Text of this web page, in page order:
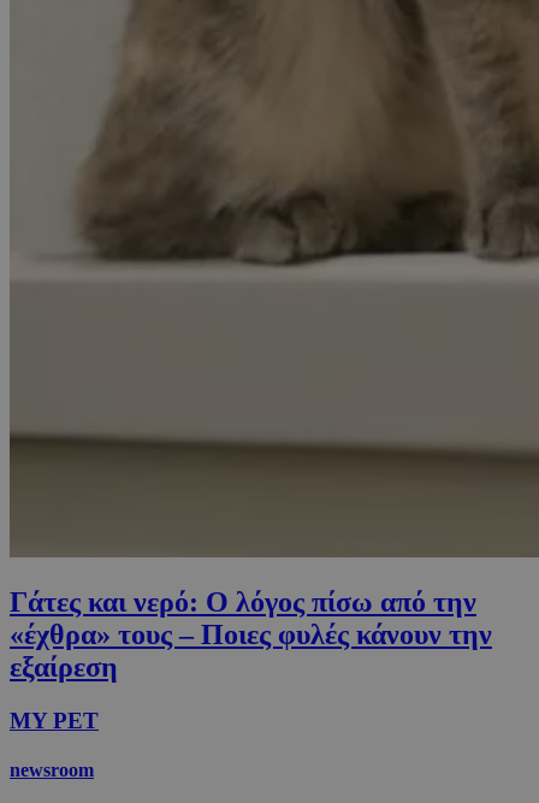
Γάτες και νερό: Ο λόγος πίσω από την
«έχθρα» τους – Ποιες φυλές κάνουν την
εξαίρεση
MY PET
newsroom